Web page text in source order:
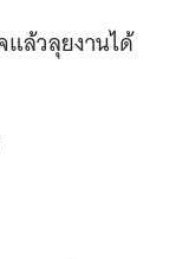
ล้วลุยงานได้